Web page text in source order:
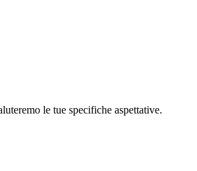
le tue specifiche aspettative.